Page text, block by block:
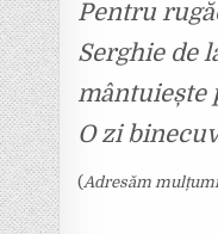
Pentru
Serghie de
mântuiește
O zi
(Adresăm